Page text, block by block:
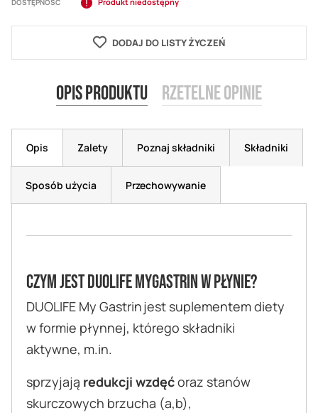
DOSTĘPNOŚĆ
DODAJ DO LISTY ŻYCZEŃ
Opis produktu
Opis Zalety Poznaj składniki Składniki
Sposób użycia Przechowywanie
Czym jest DUOLIFE MyGastrin w płynie?
DUOLIFE My Gastrin jest suplementem diety
w formie płynnej, którego składniki
aktywne, m.in.
sprzyjają redukcji wzdęćoraz stanów
skurczowych brzucha (a,b),
Rzetelne opinie